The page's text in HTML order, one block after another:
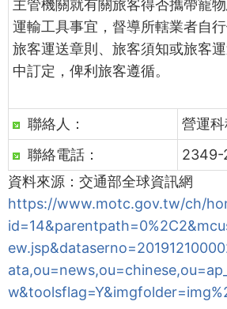
主管機關就有關旅客得否攜帶寵
運輸工具事宜，督導所轄業者自
旅客運送章則、旅客須知或旅客
中訂定，俾利旅客遵循。
聯絡人：
營運
聯絡電話：
2349-
資料來源：交通部全球資訊網
https://www.motc.gov.tw/ch/